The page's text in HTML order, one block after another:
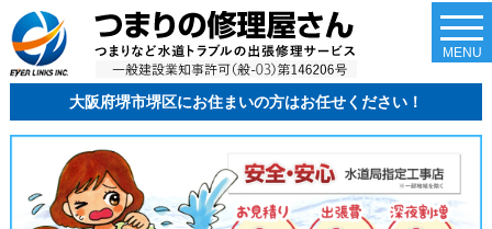
大阪府堺市堺区にお住まいの方はお任せください！
MENU